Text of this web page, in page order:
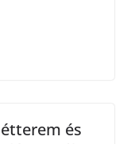
és